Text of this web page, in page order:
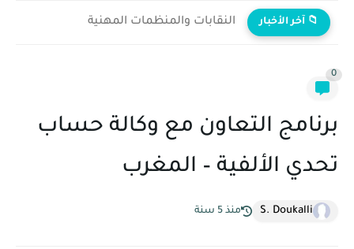
📁 آخر الأخبار النقابات والمنظمات المهنية
0
برنامج التعاون مع وكالة حساب
تحدي الألفية – المغرب
S. Doukalli منذ 5 سنة